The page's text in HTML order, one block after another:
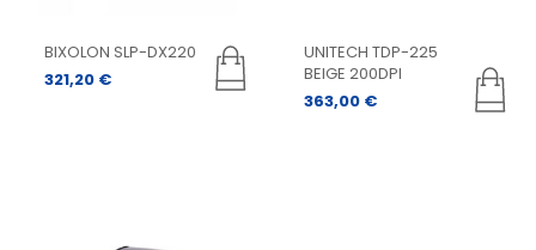
BIXOLON SLP-DX220
321,20 €
UNITECH TDP-225
BEIGE 200DPI
363,00 €